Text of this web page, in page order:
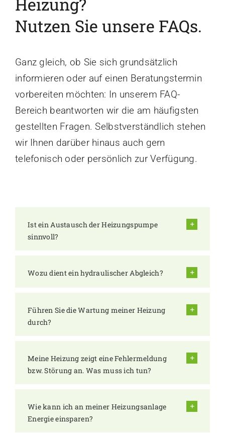
Nutzen Sie unsere FAQs.
Ganz gleich, ob Sie sich grundsätzlich
informieren oder auf einen Beratungstermin
vorbereiten möchten: In unserem FAQ-
Bereich beantworten wir die am häufigsten
gestellten Fragen. Selbstverständlich stehen
wir Ihnen darüber hinaus auch gern
telefonisch oder persönlich zur Verfügung.
Ist ein Austausch der Heizungspumpe
sinnvoll?
Wozu dient ein hydraulischer Abgleich?
Führen Sie die Wartung meiner Heizung
durch?
Meine Heizung zeigt eine Fehlermeldung
bzw. Störung an. Was muss ich tun?
Wie kann ich an meiner Heizungsanlage
Energie einsparen?